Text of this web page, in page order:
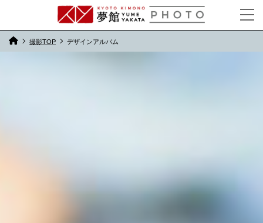
撮影TOP デザインアルバム